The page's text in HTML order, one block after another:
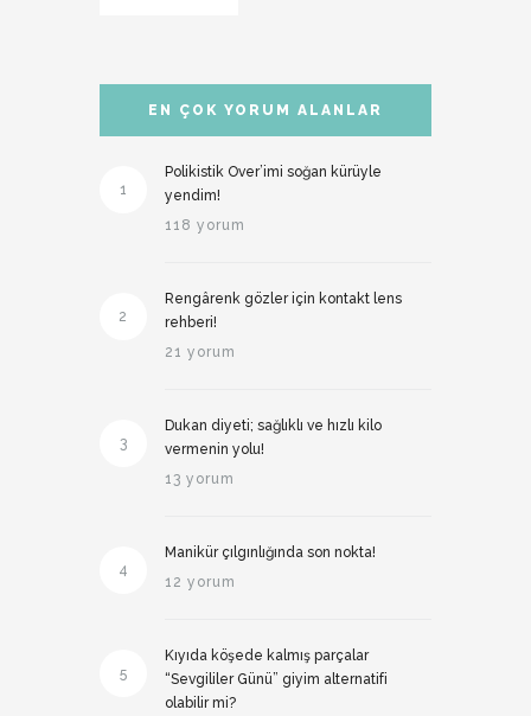
EN ÇOK YORUM ALANLAR
1
Polikistik Over’imi soğan kürüyle
yendim!
118 yorum
2
Rengârenk gözler için kontakt lens
rehberi!
21 yorum
3
Dukan diyeti; sağlıklı ve hızlı kilo
vermenin yolu!
13 yorum
4
Manikür çılgınlığında son nokta!
12 yorum
5
Kıyıda köşede kalmış parçalar
“Sevgililer Günü” giyim alternatifi
olabilir mi?